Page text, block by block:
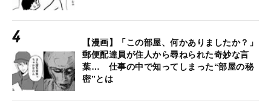
【漫画】「この部屋、何かありましたか？」
郵便配達員が住人から尋ねられた奇妙な言
葉… 仕事の中で知ってしまった“部屋の秘
密”とは